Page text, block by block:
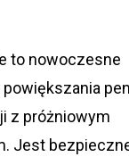
to nowoczesne
z próżniowym
Jest